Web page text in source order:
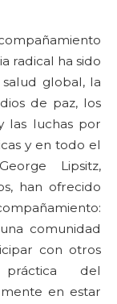
radical ha sido
global, la
de paz, los
las luchas por
y en todo el
Lipsitz,
han ofrecido
comunidad
con otros
del
en estar